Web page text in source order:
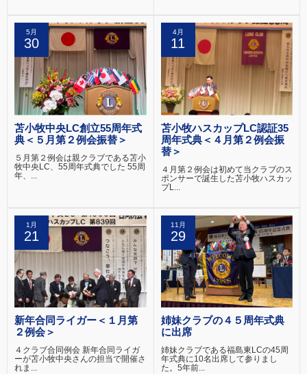
5月
30
苫小牧中央LC創立55周年式
典＜５月第２例会振替＞
５月第２例会は親クラブである苫小
牧中央LC、55周年式典でした 55周
年、...
4月
11
苫小牧ハスカップLC認証35
周年式典＜４月第２例会振
替＞
４月第２例会は初めて当クラブのス
ポンサーで誕生した苫小牧ハスカッ
プL...
1月
21
新年合同ライガー＜１月第
２例会＞
４クラブ合同例会 新年合同ライガ
ーが苫小牧中央さんの担当で開催さ
れま...
11月
29
姉妹クラブの４５周年式典
に出席
姉妹クラブである福島東LCの45周
年式典に10名出席して参りまし
た。5年前...